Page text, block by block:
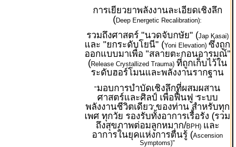
การเยียวยาพลังงานละเอียดเชิงลึก
(Deep Energetic Recalibration):
รวมถึงศาสตร์ "นวดจับกษัย" (Jap Kasai)
และ "ยกระดับโยนี" (Yoni Elevation) ซึ่งถูก
ออกแบบมาเพื่อ "สลายตะกอนอารมณ์"
(Release Crystallized Trauma) ที่ถูกเก็บไว้ใน
ระดับฮอร์โมนและพลังงานรากฐาน
"มอบการบำบัดเชิงลึกที่ผสมผสาน
ศาสตร์และศิลป์ เพื่อฟื้นฟู 'ระบบ
พลังงานชีวิตเดียว'ของท่าน สำหรับทุก
เพศ ทุกวัย รองรับทั้งอาการเรื้อรัง (รวม
ถึงสุขภาพต่อมลูกหมาก/BPH) และ
อาการในยุคแห่งการตื่นรู้ (Ascension
Symptoms)"